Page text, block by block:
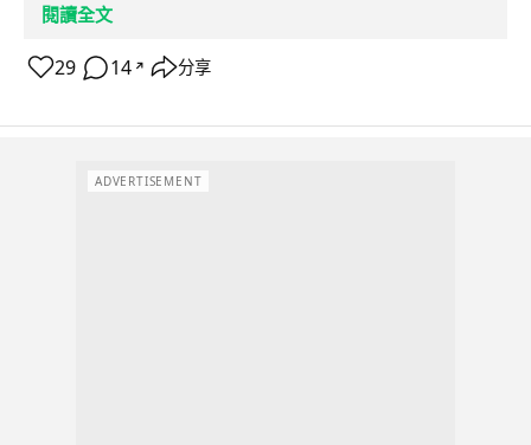
閱讀全文
29 14 ↗ 分享
ADVERTISEMENT